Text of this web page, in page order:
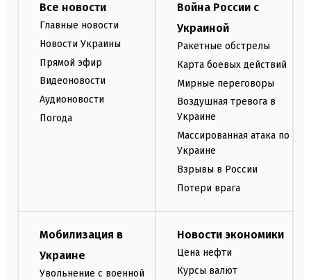
Все новости
Главные новости
Новости Украины
Прямой эфир
Видеоновости
Аудионовости
Погода
Война России с
Украиной
Ракетные обстрелы
Карта боевых действий
Мирные переговоры
Воздушная тревога в
Украине
Массированная атака по
Украине
Взрывы в России
Потери врага
Мобилизация в
Украине
Увольнение с военной
Новости экономики
Цена нефти
Курсы валют